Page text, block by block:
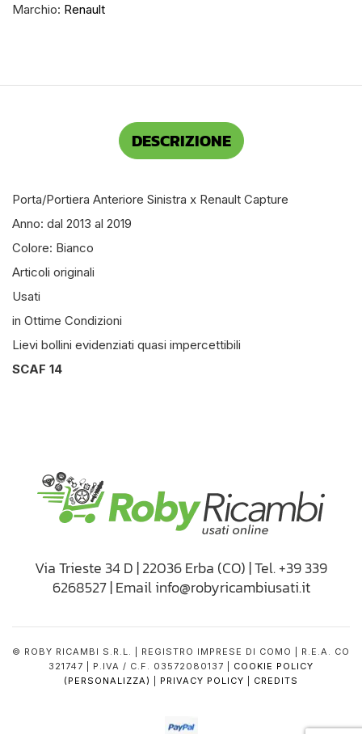
Marchio: Renault
DESCRIZIONE
Porta/Portiera Anteriore Sinistra x Renault Capture
Anno: dal 2013 al 2019
Colore: Bianco
Articoli originali
Usati
in Ottime Condizioni
Lievi bollini evidenziati quasi impercettibili
SCAF 14
Via Trieste 34 D | 22036 Erba (CO) | Tel. +39 339
6268527 | Email info@robyricambiusati.it
© ROBY RICAMBI S.R.L. | REGISTRO IMPRESE DI COMO | R.E.A. CO
321747 | P.IVA / C.F. 03572080137 | COOKIE POLICY
(PERSONALIZZA)
PRIVACY POLICY CREDITS